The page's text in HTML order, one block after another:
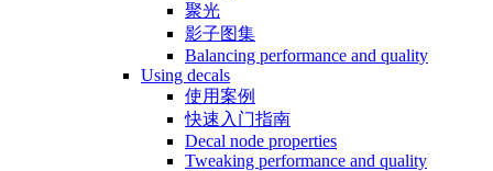
聚光
影子图集
Balancing performance and quality
Using decals
使用案例
快速入门指南
Decal node properties
Tweaking performance and quality